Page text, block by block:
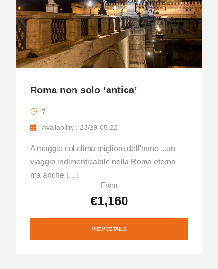
Roma non solo ‘antica’
7
Availability : 23/29-05-22
A maggio col clima migliore dell'anno ...un
viaggio indimenticabile nella Roma eterna
ma anche […]
From
€1,160
VIEW DETAILS